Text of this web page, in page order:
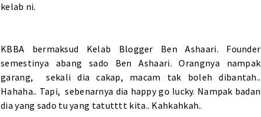
kelab ni.
KBBA bermaksud Kelab Blogger Ben Ashaari. Founder
semestinya abang sado Ben Ashaari. Orangnya nampak
garang, sekali dia cakap, macam tak boleh dibantah..
Hahaha.. Tapi, sebenarnya dia happy go lucky. Nampak badan
dia yang sado tu yang tatutttt kita.. Kahkahkah..